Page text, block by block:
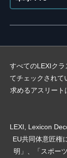
すべてのLEXIク
てチェックされて
求めるアスリート
LEXI, Lexicon
EU共同体意匠権
明」、「スポー